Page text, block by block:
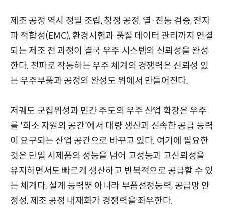
제조 공정 역시 정밀 조립, 청정 공정, 열·진동 검증, 전자
파 적합성(EMC), 환경시험과 품질 데이터 관리까지 연결
되는 제조 전 과정이 결국 우주 시스템의 신뢰성을 완성
한다. 전파로 작동하는 우주 체계의 경쟁력은 신뢰성 있
는 우주부품과 공정의 완성도 위에서 만들어진다.
저궤도 군집위성과 민간 주도의 우주 산업 확장은 우주
를 '희소 자원의 공간'에서 대량 생산과 신속한 공급 능력
이 요구되는 산업 공간으로 바꾸고 있다. 여기에 필요한
것은 단일 시제품의 성능을 넘어 고성능과 고신뢰성을
유지하면서도 빠르게 생산하고 반복적으로 공급할 수 있
는 체계다. 설계 능력뿐 아니라 부품선정능력, 공급망 안
정성, 제조 공정 내재화가 경쟁력을 좌우한다.